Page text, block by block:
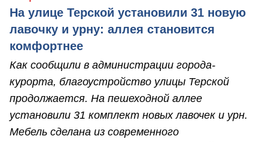
На улице Терской установили 31 новую
лавочку и урну: аллея становится
комфортнее
Как сообщили в администрации города-
курорта, благоустройство улицы Терской
продолжается. На пешеходной аллее
установили 31 комплект новых лавочек и урн.
Мебель сделана из современного